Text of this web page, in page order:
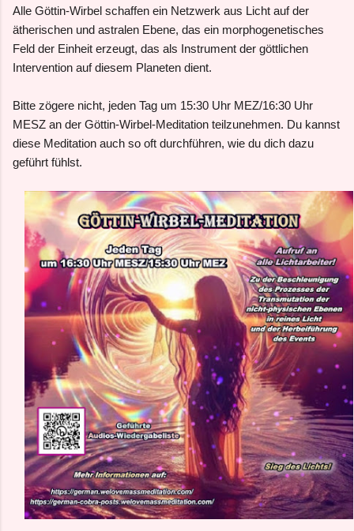
Alle Göttin-Wirbel schaffen ein Netzwerk aus Licht auf der
ätherischen und astralen Ebene, das ein morphogenetisches
Feld der Einheit erzeugt, das als Instrument der göttlichen
Intervention auf diesem Planeten dient.
Bitte zögere nicht, jeden Tag um 15:30 Uhr MEZ/16:30 Uhr
MESZ an der Göttin-Wirbel-Meditation teilzunehmen. Du kannst
diese Meditation auch so oft durchführen, wie du dich dazu
geführt fühlst.